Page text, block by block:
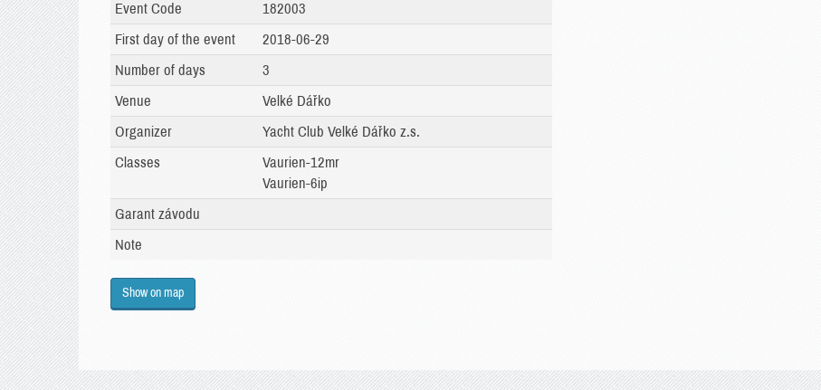
Event Code
182003
First day of the event
2018-06-29
Number of days
3
Venue
Velké Dářko
Organizer
Yacht Club Velké Dářko z.s.
Classes
Vaurien-12mr
Vaurien-6ip
Garant závodu
Note
Show on map